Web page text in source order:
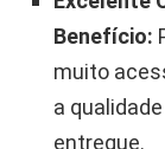
Benefício:
muito
a qualidade
entregue.